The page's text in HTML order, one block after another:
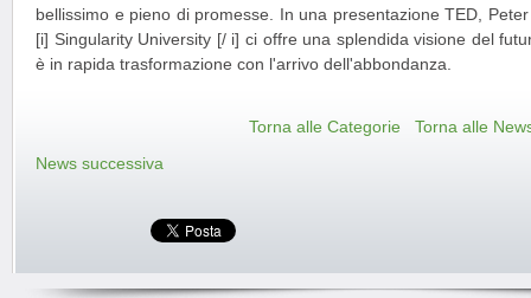
bellissimo e pieno di promesse. In una presentazione TED,
[i] Singularity University [/ i] ci offre una splendida visione del
è in rapida trasformazione con l'arrivo dell'abbondanza.
Torna alle Categorie
Torna alle
News successiva